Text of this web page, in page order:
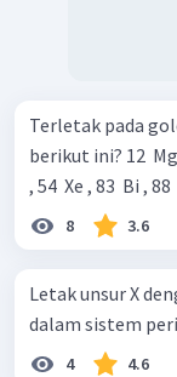
Terletak pada
berikut ini? 12 ​ Mg , 13 ​ Al , 14 ​ Si , 16 ​ S , 33 ​ As , 38 ​ Sr , 50 ​ Sn
, 54 ​ Xe , 83 ​ Bi , 88
8 3.6
Letak unsur X
dalam sistem
4 4.6